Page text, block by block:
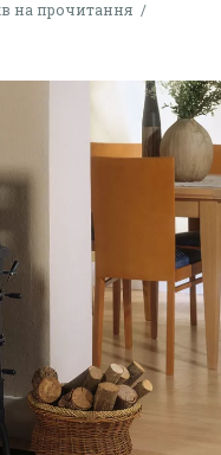
на прочитання